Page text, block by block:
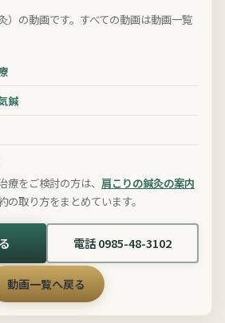
）の動画です。すべての動画は動画一覧
鍼
療をご検討の方は、 肩こりの鍼灸の案内
の取り方をまとめています。
電話 0985-48-3102
動画一覧へ戻る